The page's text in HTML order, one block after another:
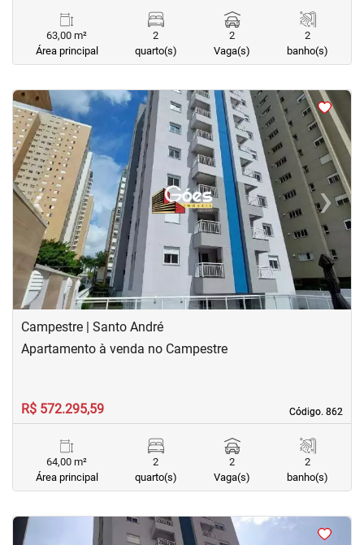
63,00 m²
Área principal
2
quarto(s)
2
Vaga(s)
2
banho(s)
<<< <
‹Previous ›Next
Campestre | Santo André
Código. 862
Código. 862
Apartamento à venda no Campestre
R$ 572.295,59
64,00 m²
Área principal
2
quarto(s)
2
Vaga(s)
2
banho(s)
< <